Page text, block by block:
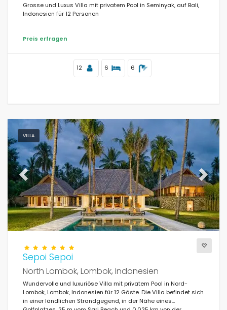
Grosse und Luxus Villa mit privatem Pool in Seminyak, auf Bali,
Indonesien für 12 Personen
Preis erfragen
12 6 6
VILLA
Previous Next
Sepoi Sepoi
North Lombok, Lombok, Indonesien
Wundervolle und luxuriöse Villa mit privatem Pool in Nord-
Lombok, Lombok, Indonesien für 12 Gäste. Die Villa befindet sich
in einer ländlichen Strandgegend, in der Nähe eines